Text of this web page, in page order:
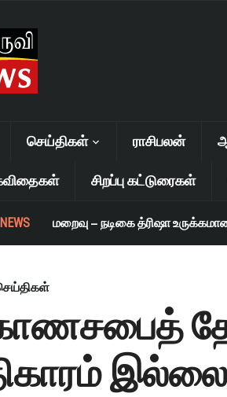
செய்திகள் ராசிபலன்
சிறப்பு கட்டுரைகள்
மறைவு – நடிகை த்ரிஷா உருக்கமான
இல்லை